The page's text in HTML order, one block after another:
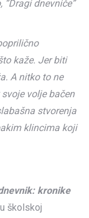
dnevniče”
kaže. Jer biti
A nitko to ne
volje bačen
stvorenja
klincima koji
kronike
školskoj